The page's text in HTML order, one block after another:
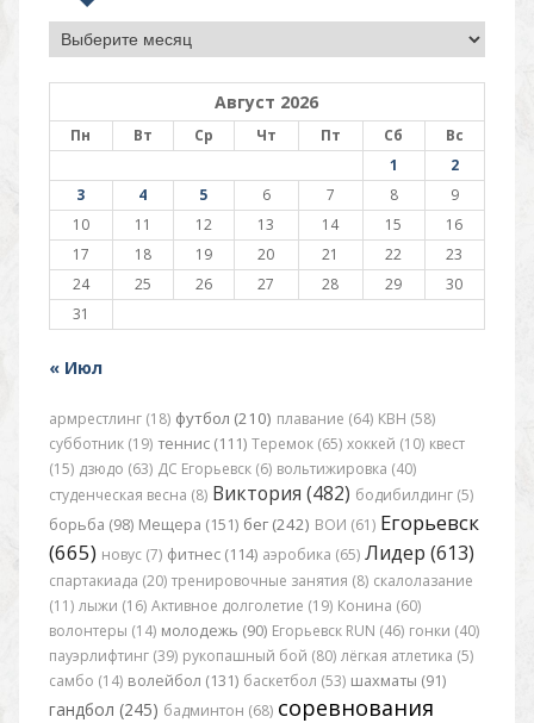
Архив
Август 2026
Пн Вт Ср Чт Пт Сб
Вс
1
2
3
4 5 6 7 8
9
10
11 12 13 14 15
16
17
18 19 20 21 22
23
24
25 26 27 28 29
30
31
« Июл
армрестлинг (18) футбол (210) плавание (64) КВН (58)
субботник (19) теннис (111) Теремок (65) хоккей (10) квест
(15) дзюдо (63) ДС Егорьевск (6) вольтижировка (40)
студенческая весна (8) Виктория (482) бодибилдинг (5)
борьба (98) Мещера (151) бег (242) ВОИ (61) Егорьевск
(665) новус (7) фитнес (114) аэробика (65) Лидер (613)
спартакиада (20) тренировочные занятия (8) скалолазание
(11) лыжи (16) Активное долголетие (19) Конина (60)
волонтеры (14) молодежь (90) Егорьевск RUN (46) гонки (40)
пауэрлифтинг (39) рукопашный бой (80) лёгкая атлетика (5)
самбо (14) волейбол (131) баскетбол (53) шахматы (91)
гандбол (245) бадминтон (68) соревнования